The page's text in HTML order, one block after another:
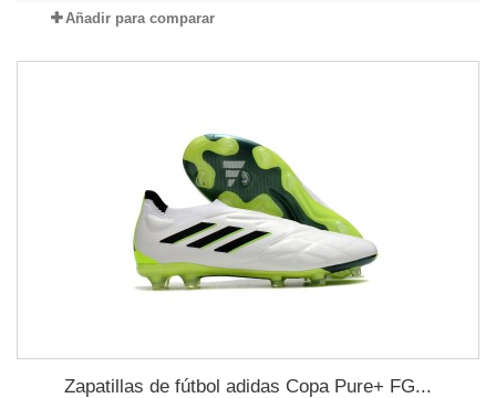
Añadir para comparar
Zapatillas de fútbol adidas Copa Pure+ FG...